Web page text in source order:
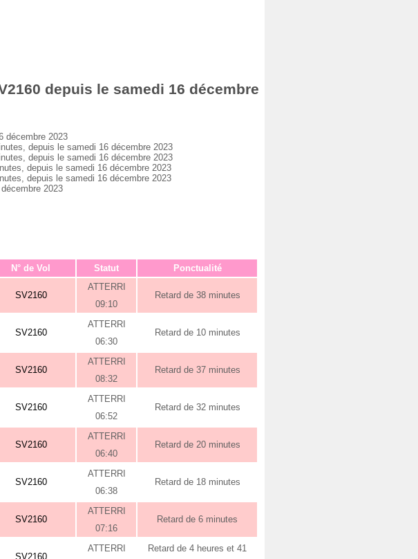
depuis le samedi 16 décembre
décembre 2023
depuis le samedi 16 décembre 2023
depuis le samedi 16 décembre 2023
depuis le samedi 16 décembre 2023
depuis le samedi 16 décembre 2023
2023
N° de Vol Statut Ponctualité
SV2160
ATTERRI
09:10
Retard de 38 minutes
SV2160
ATTERRI
06:30
Retard de 10 minutes
SV2160
ATTERRI
08:32
Retard de 37 minutes
SV2160
ATTERRI
06:52
Retard de 32 minutes
SV2160
ATTERRI
06:40
Retard de 20 minutes
SV2160
ATTERRI
06:38
Retard de 18 minutes
SV2160
ATTERRI
07:16
Retard de 6 minutes
SV2160
ATTERRI Retard de 4 heures et 41